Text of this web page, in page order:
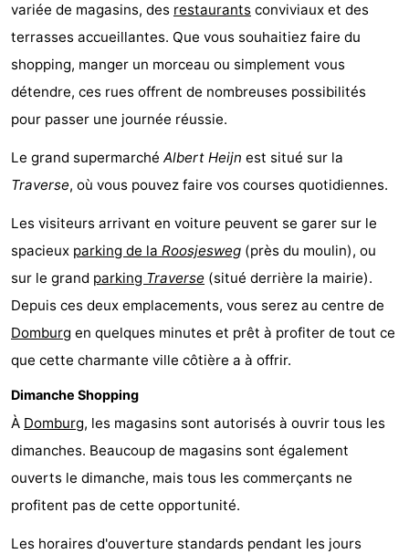
variée de magasins, des restaurants conviviaux et des
terrasses accueillantes. Que vous souhaitiez faire du
shopping, manger un morceau ou simplement vous
détendre, ces rues offrent de nombreuses possibilités
pour passer une journée réussie.
Le grand supermarché Albert Heijn est situé sur la
Traverse, où vous pouvez faire vos courses quotidiennes.
Les visiteurs arrivant en voiture peuvent se garer sur le
spacieux parking de la Roosjesweg (près du moulin), ou
sur le grand parking Traverse (situé derrière la mairie).
Depuis ces deux emplacements, vous serez au centre de
Domburg en quelques minutes et prêt à profiter de tout ce
que cette charmante ville côtière a à offrir.
Dimanche Shopping
À Domburg, les magasins sont autorisés à ouvrir tous les
dimanches. Beaucoup de magasins sont également
ouverts le dimanche, mais tous les commerçants ne
profitent pas de cette opportunité.
Les horaires d'ouverture standards pendant les jours